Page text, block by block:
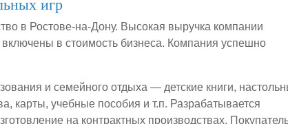
игр
в Ростове-на-Дону. Высокая выручка компании
в стоимость бизнеса. Компания успешно
и семейного отдыха — детские книги,
карты, учебные пособия и т.п. Разрабатывается
на контрактных производствах.